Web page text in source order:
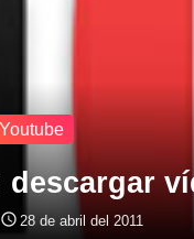
Youtube
access_time 28 de abril del 2011